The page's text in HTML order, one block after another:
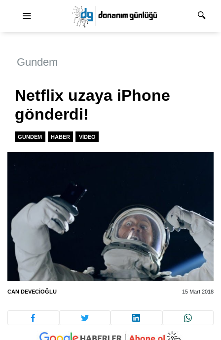
Gundem
Netflix uzaya iPhone
gönderdi!
GUNDEM HABER VIDEO
CAN DEVECIOĞLU 15 Mart 2018